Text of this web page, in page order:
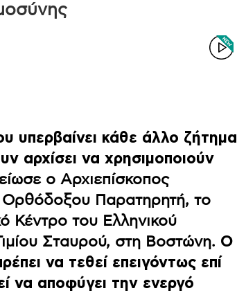
υπερβαίνει κάθε άλλο ζήτημα
αρχίσει να χρησιμοποιούν
ο Αρχιεπίσκοπος
Ορθόδοξου Παρατηρητή, το
Κέντρο του Ελληνικού
Σταυρού, στη Βοστώνη. Ο
να τεθεί επειγόντως επί
να αποφύγει την ενεργό